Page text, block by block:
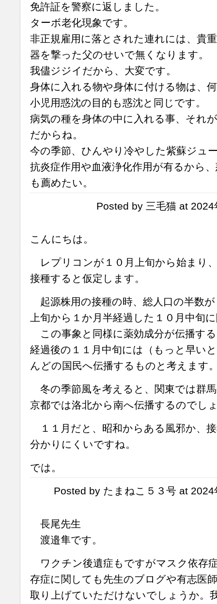
免許証を警察に返しました。
ターボ老化現象です。
非正規雇用に落とされた連れには、貴
器を撃った父のせいで無くなります。
我儘ジジイだから、大変です。
身体に入れる物や身体に付ける物は、
小児用惑沈の目的も惑沈と同じです。
病気の種を身体の中に入れる事、それ
だからね。
今の季節、ひんやり冷やした紫蘇ジュ
抗炎症作用や血液浄化作用が有るから
も薦めたい。
Posted by 三毛猫 at
こんにちは。
レプリコンが１０月上旬から始まり
接種すると仮定します。
起源株用の接種の時、総人口の半数
上旬から１か月半経過した１０月中旬
この事象と同様に薬効成分が伝播す
経過後の１１月中旬には（もっと早い
んどの国民へ伝播するものと考えます
冬の季節風を考えると、関東では群
京都では洛北から南へ伝播するのでし
１１月だと、昭和からある風邪か、
分かりにくいですね。
では。
Posted by たまねこ５３号 at
長尾先生
渡邉隼です。
ワクチン後遺症もですがマスク依存
存症に関しても先生のブログや有志医
取り上げていただけないでしょうか。